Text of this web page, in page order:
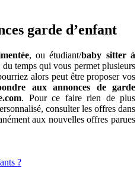
garde d’enfant
, ou étudiant/baby sitter à
temps qui vous permet plusieurs
alors peut être proposer vos
aux annonces de garde
. Pour ce faire rien de plus
consulter les offres dans
aux nouvelles offres parues
?